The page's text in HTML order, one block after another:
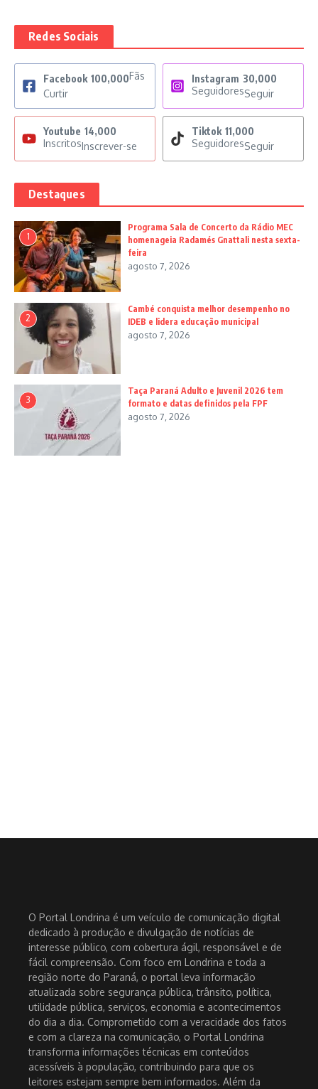
Redes Sociais
Facebook 100,000Fãs
Curtir
Instagram 30,000
SeguidoresSeguir
Youtube 14,000
InscritosInscrever-se
Tiktok 11,000
SeguidoresSeguir
Destaques
1
Programa Sala de Concerto da Rádio MEC
homenageia Radamés Gnattali nesta sexta-
feira
agosto 7, 2026
2
Cambé conquista melhor desempenho no
IDEB e lidera educação municipal
agosto 7, 2026
3
Taça Paraná Adulto e Juvenil 2026 tem
formato e datas definidos pela FPF
agosto 7, 2026
O Portal Londrina é um veículo de comunicação digital
dedicado à produção e divulgação de notícias de
interesse público, com cobertura ágil, responsável e de
fácil compreensão. Com foco em Londrina e toda a
região norte do Paraná, o portal leva informação
atualizada sobre segurança pública, trânsito, política,
utilidade pública, serviços, economia e acontecimentos
do dia a dia. Comprometido com a veracidade dos fatos
e com a clareza na comunicação, o Portal Londrina
transforma informações técnicas em conteúdos
acessíveis à população, contribuindo para que os
leitores estejam sempre bem informados. Além da